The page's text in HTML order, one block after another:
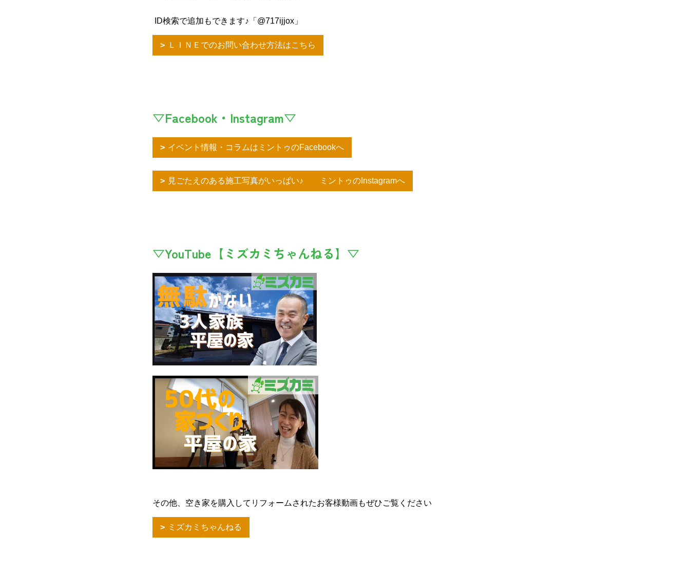
ID検索で追加もできます♪「@717ijjox」
ＬＩＮＥでのお問い合わせ方法はこちら
▽Facebook・Instagram▽
イベント情報・コラムはミントゥのFacebookへ
見ごたえのある施工写真がいっぱい♪ ミントゥのInstagramへ
▽YouTube【ミズカミちゃんねる】▽
その他、空き家を購入してリフォームされたお客様動画もぜひご覧ください
ミズカミちゃんねる